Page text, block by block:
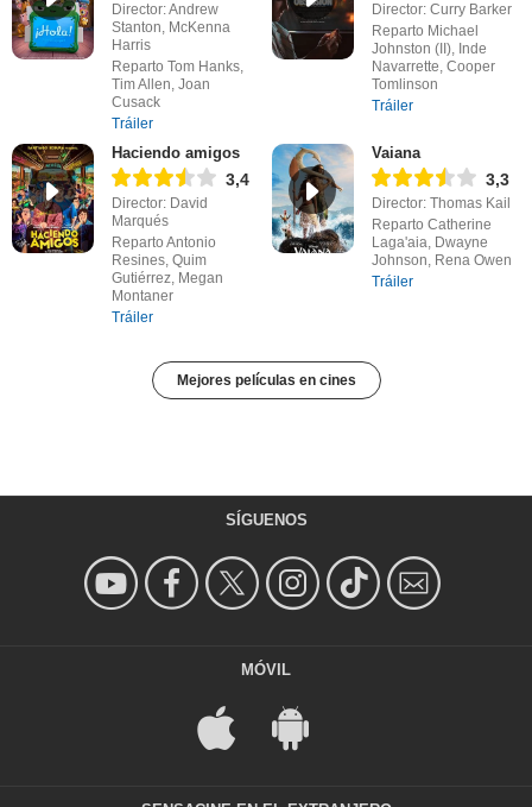
Director: Andrew
Stanton, McKenna
Harris
Reparto Tom Hanks,
Tim Allen, Joan
Cusack
Tráiler
Director: Curry Barker
Reparto Michael
Johnston (II), Inde
Navarrette, Cooper
Tomlinson
Tráiler
Haciendo amigos
3,4
Director: David
Marqués
Reparto Antonio
Resines, Quim
Gutiérrez, Megan
Montaner
Tráiler
Vaiana
3,3
Director: Thomas Kail
Reparto Catherine
Laga'aia, Dwayne
Johnson, Rena Owen
Tráiler
Mejores películas en cines
SÍGUENOS
MÓVIL